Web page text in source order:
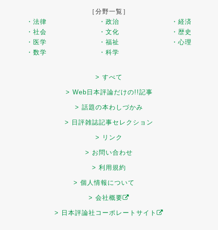
［分野一覧］
・法律
・政治
・経済
・社会
・文化
・歴史
・医学
・福祉
・心理
・数学
・科学
> すべて
> Web日本評論だけの!!記事
> 話題の本わしづかみ
> 日評雑誌記事セレクション
> リンク
> お問い合わせ
> 利用規約
> 個人情報について
> 会社概要
> 日本評論社コーポレートサイト